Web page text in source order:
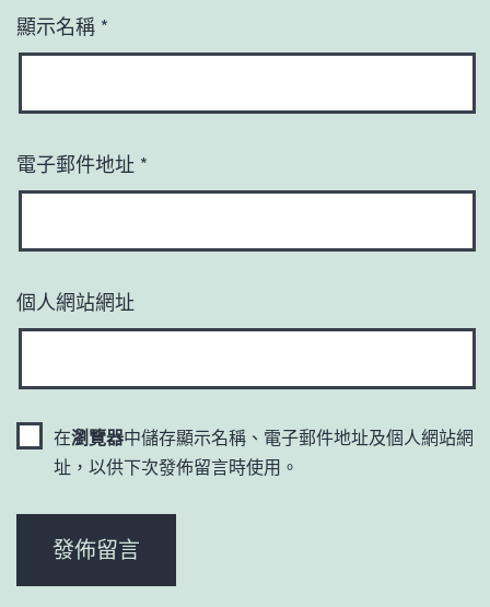
顯示名稱 *
電子郵件地址 *
個人網站網址
在瀏覽器中儲存顯示名稱、電子郵件地址及個人網站網
址，以供下次發佈留言時使用。